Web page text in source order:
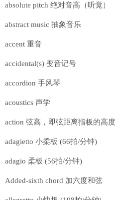
absolute pitch 绝对音高（听觉）
abstract music 抽象音乐
accent 重音
accidental(s) 变音记号
accordion 手风琴
acoustics 声学
action 弦高，即弦距离指板的高度
adagietto 小柔板 (66拍/分钟)
adagio 柔板 (56拍/分钟)
Added-sixth chord 加六度和弦